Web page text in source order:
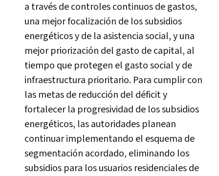
a través de controles continuos de gastos,
una mejor focalización de los subsidios
energéticos y de la asistencia social, y una
mejor priorización del gasto de capital, al
tiempo que protegen el gasto social y de
infraestructura prioritario. Para cumplir con
las metas de reducción del déficit y
fortalecer la progresividad de los subsidios
energéticos, las autoridades planean
continuar implementando el esquema de
segmentación acordado, eliminando los
subsidios para los usuarios residenciales de